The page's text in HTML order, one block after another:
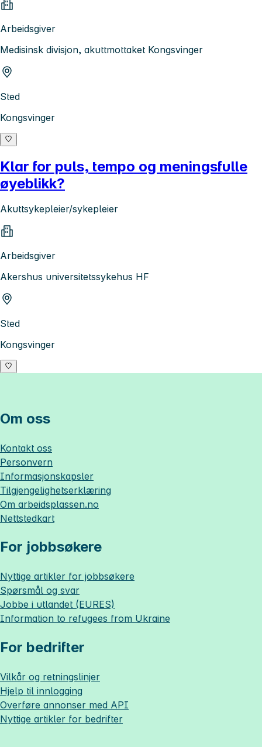
Arbeidsgiver
Medisinsk divisjon, akuttmottaket Kongsvinger
Sted
Kongsvinger
Klar for puls, tempo og meningsfulle
øyeblikk?
Akuttsykepleier/sykepleier
Arbeidsgiver
Akershus universitetssykehus HF
Sted
Kongsvinger
Om oss
Kontakt oss
Personvern
Informasjonskapsler
Tilgjengelighetserklæring
Om arbeidsplassen.no
Nettstedkart
For jobbsøkere
Nyttige artikler for jobbsøkere
Spørsmål og svar
Jobbe i utlandet (EURES)
Information to refugees from Ukraine
For bedrifter
Vilkår og retningslinjer
Hjelp til innlogging
Overføre annonser med API
Nyttige artikler for bedrifter